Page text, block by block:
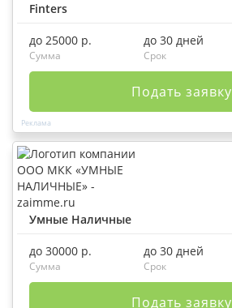
Finters
до 25000 р.
Сумма
до 30 дней
Срок
Подать заявку
Умные Наличные
до 30000 р.
Сумма
до 30 дней
Срок
Подать заявку